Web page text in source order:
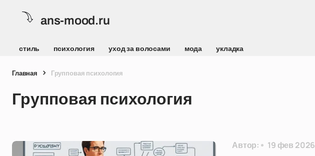
ans-mood.ru
стиль психология уход за волосами мода укладка
Главная Групповая психология
Групповая психология
Автор: 19 фев 2026